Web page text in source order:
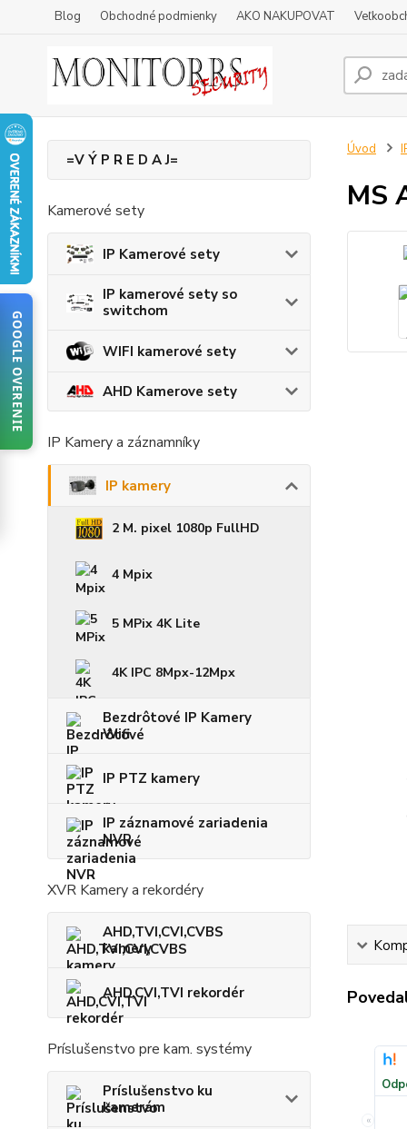
Blog Obchodné podmienky AKO NAKUPOVAT
=V Ý P R E D A J=
Kamerové sety
IP Kamerové sety
IP kamerové sety so
switchom
WIFI kamerové sety
AHD Kamerove sety
IP Kamery a záznamníky
IP kamery
2 M. pixel 1080p FullHD
4 Mpix
5 MPix 4K Lite
4K IPC 8Mpx-12Mpx
Bezdrôtové IP Kamery
Wifi
IP PTZ kamery
IP záznamové zariadenia
NVR
XVR Kamery a rekordéry
AHD,TVI,CVI,CVBS
kamery
AHD,CVI,TVI rekordér
Príslušenstvo pre kam. systémy
Príslušenstvo ku
kamerám
Úvod
MS
«
GOOGLE OVERENIE